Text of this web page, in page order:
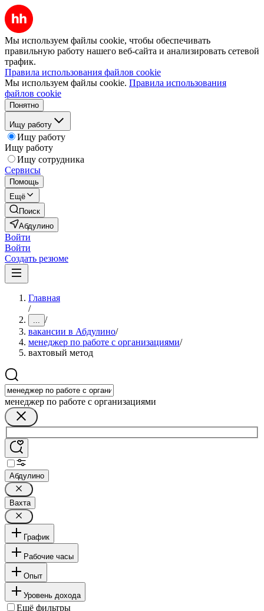
Мы используем файлы cookie, чтобы обеспечивать
правильную работу нашего веб-сайта и анализировать сетевой
трафик.
Правила использования файлов cookie
Мы используем файлы cookie. Правила использования
файлов cookie
Понятно
Ищу работу
Ищу работу
Ищу работу
Ищу сотрудника
Сервисы
Помощь
Ещё
Поиск
Абдулино
Войти
Войти
Создать резюме
Главная
/
... /
вакансии в Абдулино/
менеджер по работе с организациями/
вахтовый метод
менеджер по работе с организациями
Абдулино
Вахта
График
Рабочие часы
Опыт
Уровень дохода
Ещё фильтры